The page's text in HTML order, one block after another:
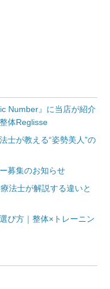
Number』に当店が紹介
体Reglisse
士が教える“姿勢美人”の
募集のお知らせ
法士が解説する違いと
び方｜整体×トレーニン